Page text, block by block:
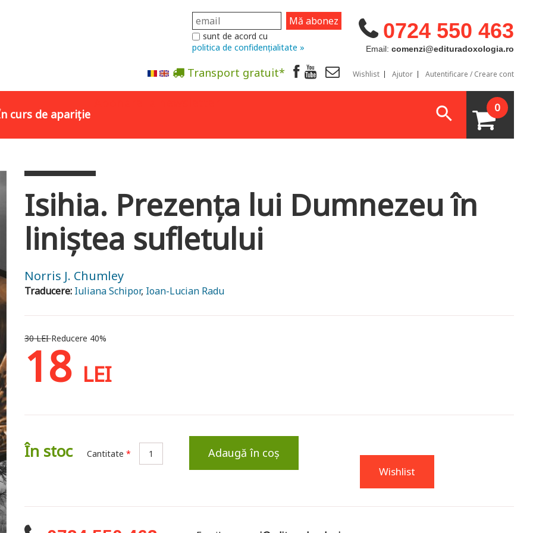
0724 550 463
Email: comenzi@edituradoxologia.ro
sunt de acord cu
politica de confidențialitate »
Transport gratuit* Wishlist Ajutor Autentificare / Creare cont
curs de apariție 0
Isihia. Prezența lui Dumnezeu în
liniștea sufletului
Norris J. Chumley
Traducere: Iuliana Schipor, Ioan-Lucian Radu
30 LEIReducere 40%
18 LEI
În stoc Cantitate * Adaugă în coș
Wishlist